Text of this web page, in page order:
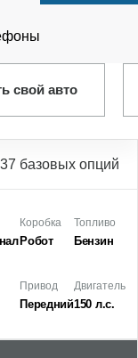
свой авто
37 базовых опций
Коробка
Робот
Топливо
Бензин
Привод
Передний
Двигатель
150 л.с.